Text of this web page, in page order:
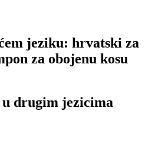
jeziku: hrvatski za
za obojenu kosu
drugim jezicima